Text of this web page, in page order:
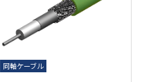
同軸ケーブル